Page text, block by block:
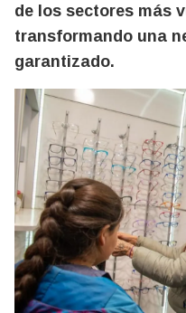
de los sectores más
transformando una
garantizado.